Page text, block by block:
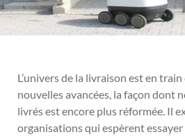
L’univers de la livraison est en
nouvelles avancées, la façon dont
livrés est encore plus réformée. Il
organisations qui espèrent